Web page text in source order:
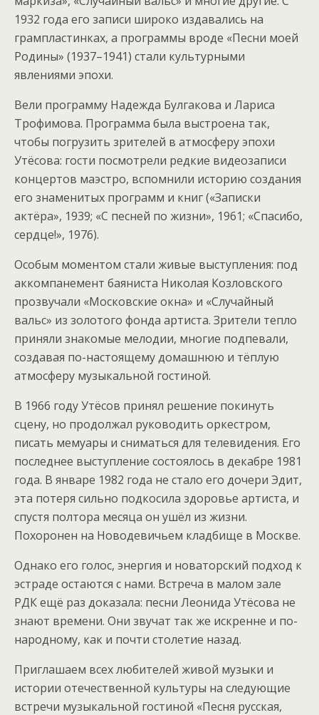
1932 года его записи широко издавались на
грампластинках, а программы вроде «Песни моей
Родины» (1937–1941) стали культурными
явлениями эпохи.
Вели программу Надежда Булгакова и Лариса
Трофимова. Программа была выстроена так,
чтобы погрузить зрителей в атмосферу эпохи
Утёсова: гости посмотрели редкие видеозаписи
концертов маэстро, вспомнили историю создания
его знаменитых программ и книг («Записки
актёра», 1939; «С песней по жизни», 1961; «Спасибо,
сердце!», 1976).
Особым моментом стали живые выступления: под
аккомпанемент баяниста Николая Козловского
прозвучали «Московские окна» и «Случайный
вальс» из золотого фонда артиста. Зрители тепло
приняли знакомые мелодии, многие подпевали,
создавая по-настоящему домашнюю и тёплую
атмосферу музыкальной гостиной.
В 1966 году Утёсов принял решение покинуть
сцену, но продолжал руководить оркестром,
писать мемуары и сниматься для телевидения. Его
последнее выступление состоялось в декабре 1981
года. В январе 1982 года не стало его дочери Эдит,
эта потеря сильно подкосила здоровье артиста, и
спустя полтора месяца он ушёл из жизни.
Похоронен на Новодевичьем кладбище в Москве.
Однако его голос, энергия и новаторский подход к
эстраде остаются с нами. Встреча в малом зале
РДК ещё раз доказала: песни Леонида Утёсова не
знают времени. Они звучат так же искренне и по-
народному, как и почти столетие назад.
Приглашаем всех любителей живой музыки и
истории отечественной культуры на следующие
встречи музыкальной гостиной «Песня русская,